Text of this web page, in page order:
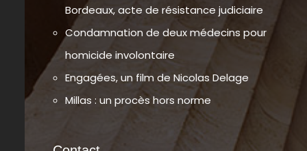
Bordeaux, acte de résistance judiciaire
Condamnation de deux médecins pour
homicide involontaire
Engagées, un film de Nicolas Delage
Millas : un procès hors norme